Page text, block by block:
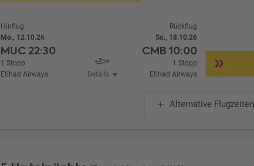
Hinflug
Mo., 12.10.26
MUC 22:30
1 Stopp
Etihad Airways
Details
Rückflug
So., 18.10.26
CMB10:00
1 Stopp
Etihad Airways
Alternative Flugzeiten